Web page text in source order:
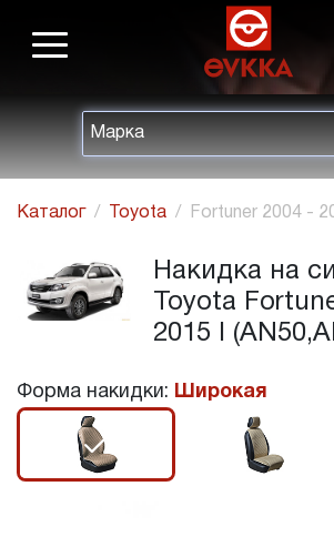
Каталог Toyota Fortuner 2004 -
Накидка на
Toyota
2015 I
Форма накидки: Широкая
r